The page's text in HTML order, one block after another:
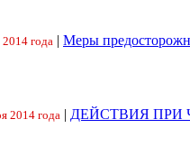
года | Меры
2014 года | ДЕЙСТВИЯ ПРИ